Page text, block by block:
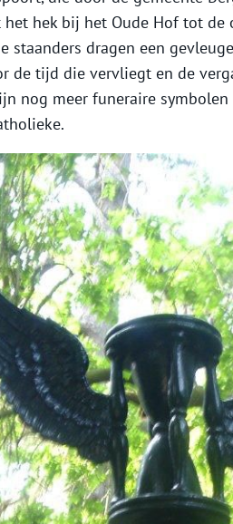
hek bij het Oude Hof tot de
staanders dragen een
de tijd die vervliegt en de
nog meer funeraire